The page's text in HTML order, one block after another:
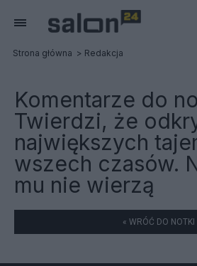
Strona główna Redakcja
Komentarze do
Twierdzi, że
największych
wszech czasów.
mu nie wierzą
« WRÓĆ DO NOTKI